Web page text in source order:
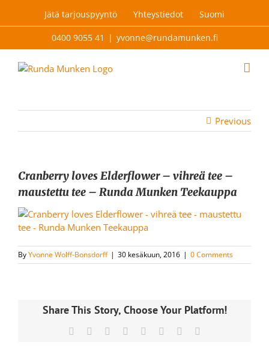
Jätä tarjouspyyntö Yhteystiedot Suomi
0400 9055 41 | yvonne@rundamunken.fi
Previous
Cranberry loves Elderflower – vihreä tee –
maustettu tee – Runda Munken Teekauppa
ByYvonne Wolff-Bonsdorff | 30 kesäkuun, 2016 | 0 Comments
Share This Story, Choose Your Platform!
Facebook Reddit LinkedIn
TumblrPinterest